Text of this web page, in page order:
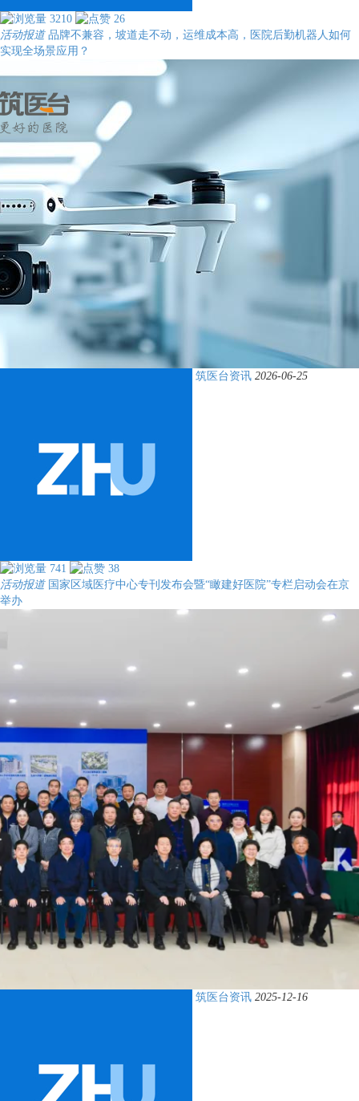
3210
26
活动报道品牌不兼容，坡道走不动，运维成本高，医院后勤机器人如何
实现全场景应用？
筑医台资讯 2026-06-25
741
38
活动报道国家区域医疗中心专刊发布会暨“瞰建好医院”专栏启动会在京
举办
筑医台资讯 2025-12-16